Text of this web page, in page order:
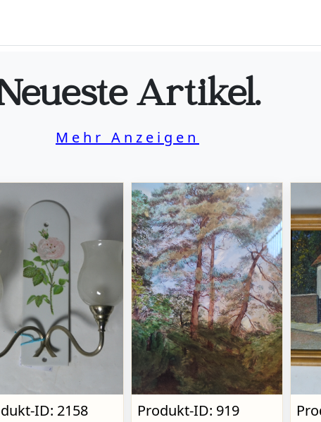
Artikel.
Mehr Anzeigen
ID: 2158 Produkt-ID: 919